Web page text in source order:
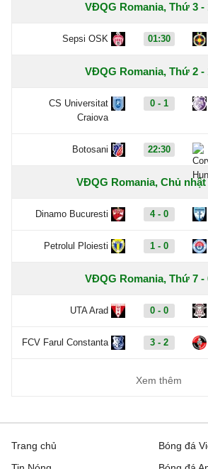
VĐQG Romania, Thứ 3 -
Sepsi OSK 01:30
VĐQG Romania, Thứ 2 -
CS Universitat
Craiova
0 - 1
Botosani 22:30
VĐQG Romania, Chủ nhật
Dinamo Bucuresti 4 - 0
Petrolul Ploiesti 1 - 0
VĐQG Romania, Thứ 7 -
UTA Arad 0 - 0
FCV Farul Constanta 3 - 2
Xem thêm
Trang chủ
Bóng đá